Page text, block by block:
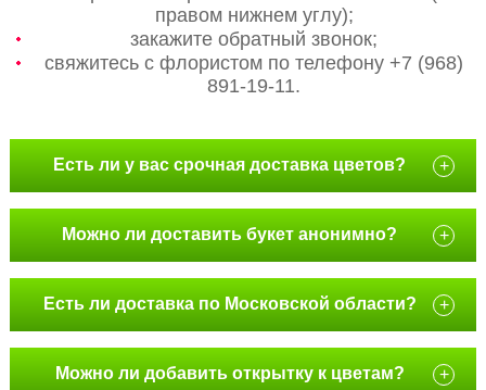
правом нижнем углу);
закажите обратный звонок;
свяжитесь с флористом по телефону +7 (968)
891-19-11.
Есть ли у вас срочная доставка цветов? +
Можно ли доставить букет анонимно? +
Есть ли доставка по Московской области? +
Можно ли добавить открытку к цветам? +